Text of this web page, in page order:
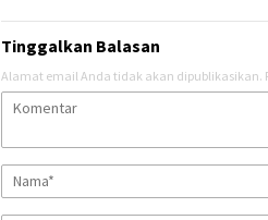
Tinggalkan Balasan
Alamat email Anda tidak akan dipublikasikan.